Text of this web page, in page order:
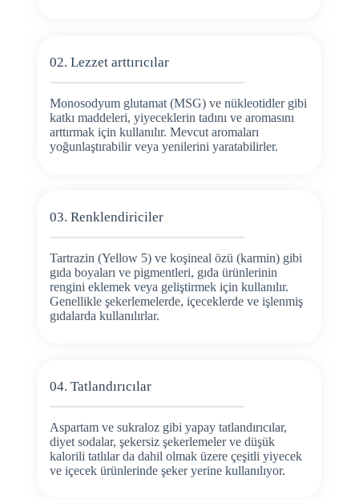
02. Lezzet arttırıcılar
Monosodyum glutamat (MSG) ve nükleotidler gibi
katkı maddeleri, yiyeceklerin tadını ve aromasını
arttırmak için kullanılır. Mevcut aromaları
yoğunlaştırabilir veya yenilerini yaratabilirler.
03. Renklendiriciler
Tartrazin (Yellow 5) ve koşineal özü (karmin) gibi
gıda boyaları ve pigmentleri, gıda ürünlerinin
rengini eklemek veya geliştirmek için kullanılır.
Genellikle şekerlemelerde, içeceklerde ve işlenmiş
gıdalarda kullanılırlar.
04. Tatlandırıcılar
Aspartam ve sukraloz gibi yapay tatlandırıcılar,
diyet sodalar, şekersiz şekerlemeler ve düşük
kalorili tatlılar da dahil olmak üzere çeşitli yiyecek
ve içecek ürünlerinde şeker yerine kullanılıyor.